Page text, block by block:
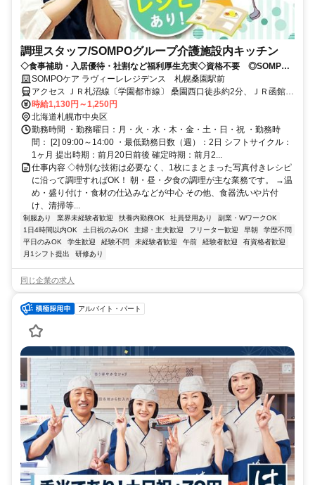
調理スタッフ/SOMPOグループ介護施設内キッチン
◇食事補助・入居優待・社割など福利厚生充実◇資格不要 ◎SOMPO
グループ有料老人ホーム内勤務で安心
SOMPOケア ラヴィーレレジデンス 札幌桑園駅前
アクセス ＪＲ札沼線〔学園都市線〕 桑園西口徒歩約2分、ＪＲ函館本
線 桑園西口徒歩約2分 JR「桑園」駅から徒歩約2分
時給1,130円～1,250円
北海道札幌市中央区
勤務時間 ・勤務曜日：月・火・水・木・金・土・日・祝 ・勤務時
間： [2] 09:00～14:00 ・最低勤務日数（週）：2日 シフトサイクル：
1ヶ月 提出時期：前月20日前後 確定時期：前月2...
仕事内容 ◇特別な技術は必要なく、1枚にまとまった写真付きレシピ
に沿って調理すればOK！ 朝・昼・夕食の調理が主な業務です。 →温
め・盛り付け・食材の仕込みなどが中心 その他、食器洗いや片付
け、清掃等...
制服あり 業界未経験者歓迎 扶養内勤務OK 社員登用あり
副業・WワークOK
1日4時間以内OK
土日祝のみOK 主婦・主夫歓迎 フリーター歓迎 早朝
学歴不問
平日のみOK
学生歓迎 経験不問 未経験者歓迎 午前 経験者歓迎
有資格者歓迎
月1シフト提出
研修あり
同じ企業の求人
アルバイト・パート